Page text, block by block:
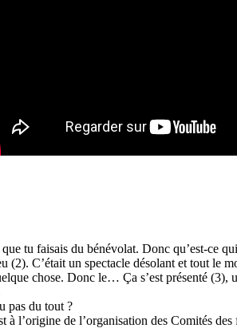
tu faisais du bénévolat. Donc qu’est-ce
C’était un spectacle désolant et tout le
chose. Donc le… Ça s’est présenté
pas du tout ?
l’origine de l’organisation des Comités